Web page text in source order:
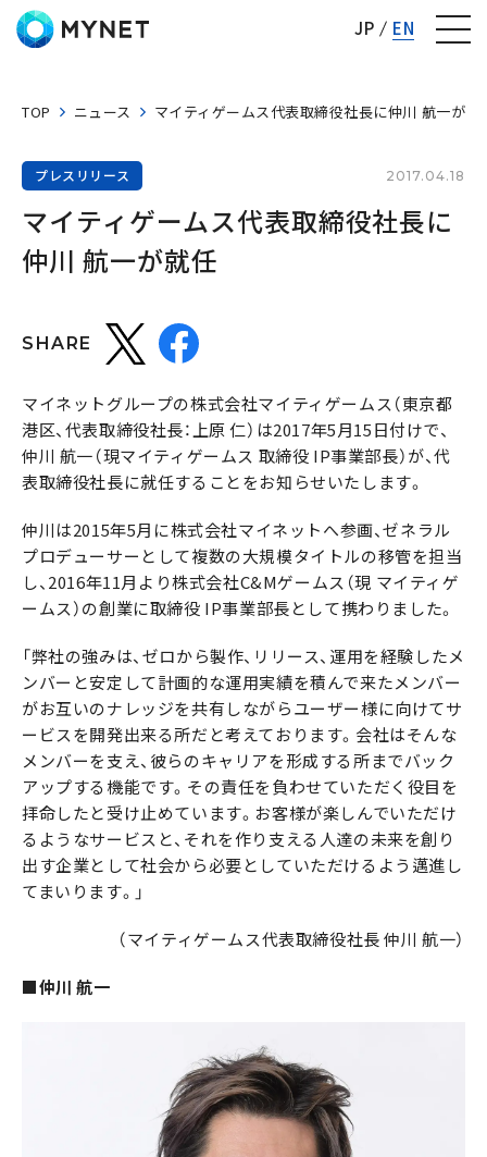
JP EN
TOP ニュース マイティゲームス代表取締役社長に仲川 航一が就
プレスリリース 2017.04.18
マイティゲームス代表取締役社長に
仲川 航一が就任
SHARE
マイネットグループの株式会社マイティゲームス（東京都
港区、代表取締役社長：上原 仁）は2017年5月15日付けで、
仲川 航一（現マイティゲームス 取締役 IP事業部長）が、代
表取締役社長に就任することをお知らせいたします。
仲川は2015年5月に株式会社マイネットへ参画、ゼネラル
プロデューサーとして複数の大規模タイトルの移管を担当
し、2016年11月より株式会社C&Mゲームス（現 マイティゲ
ームス）の創業に取締役 IP事業部長として携わりました。
「弊社の強みは、ゼロから製作、リリース、運用を経験したメ
ンバーと安定して計画的な運用実績を積んで来たメンバー
がお互いのナレッジを共有しながらユーザー様に向けてサ
ービスを開発出来る所だと考えております。会社はそんな
メンバーを支え、彼らのキャリアを形成する所までバック
アップする機能です。その責任を負わせていただく役目を
拝命したと受け止めています。お客様が楽しんでいただけ
るようなサービスと、それを作り支える人達の未来を創り
出す企業として社会から必要としていただけるよう邁進し
てまいります。」
（マイティゲームス代表取締役社長 仲川 航一）
■仲川 航一